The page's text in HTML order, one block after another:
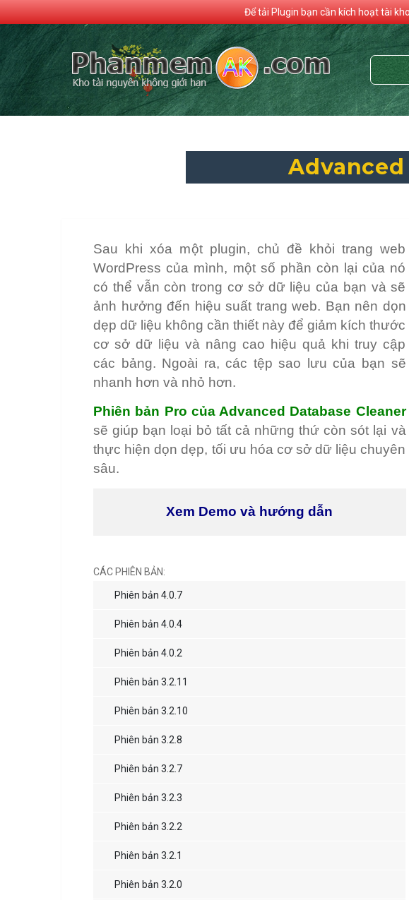
Để tải Plugin bạn cần kích hoạt tài
Advanced
Sau khi xóa một plugin, chủ đề khỏi trang web
WordPress của mình, một số phần còn lại của nó
có thể vẫn còn trong cơ sở dữ liệu của bạn và sẽ
ảnh hưởng đến hiệu suất trang web. Bạn nên dọn
dẹp dữ liệu không cần thiết này để giảm kích thước
cơ sở dữ liệu và nâng cao hiệu quả khi truy cập
các bảng. Ngoài ra, các tệp sao lưu của bạn sẽ
nhanh hơn và nhỏ hơn.
Phiên bản Pro của Advanced Database Cleaner
sẽ giúp bạn loại bỏ tất cả những thứ còn sót lại và
thực hiện dọn dẹp, tối ưu hóa cơ sở dữ liệu chuyên
sâu.
Xem Demo và hướng dẫn
CÁC PHIÊN BẢN:
Phiên bản 4.0.7
Phiên bản 4.0.4
Phiên bản 4.0.2
Phiên bản 3.2.11
Phiên bản 3.2.10
Phiên bản 3.2.8
Phiên bản 3.2.7
Phiên bản 3.2.3
Phiên bản 3.2.2
Phiên bản 3.2.1
Phiên bản 3.2.0